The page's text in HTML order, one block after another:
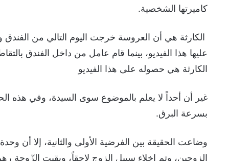
كاميرتها الشخصية.
الكارثة هي أن العروسة خرجت اليوم التالي من
عليها هذا الفيديو، بينما قام عامل من داخل الفندق
الكارثة هي حصوله على هذا الفيديو
غير أن أحداً لا يعلم بالموضوع سوى السيدة، وفي هذه
بسرعة البرق.
وضاعت الحقيقة بين الفرضية الأولى والثانية، إلا أن
الزوجين، وتم إخلاء سبيل الزوج لاحقاً، وبقيت